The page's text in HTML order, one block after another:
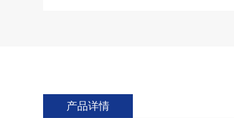
产品详情